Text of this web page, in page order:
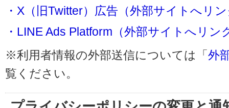
・X（旧Twitter）広告（外部サイトへリ
・LINE Ads Platform（外部サイトへリン
※利用者情報の外部送信については「外
覧ください。